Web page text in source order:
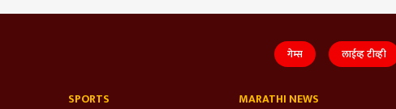
गेम्स लाईव्ह टीव्ही
SPORTS MARATHI NEWS